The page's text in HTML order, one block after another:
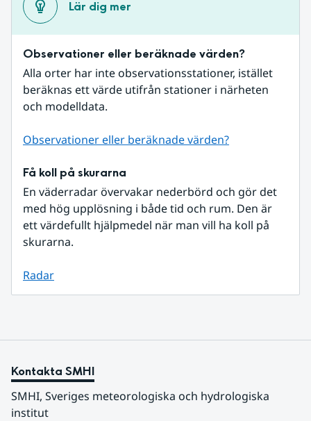
Lär dig mer
Observationer eller beräknade värden?
Alla orter har inte observationsstationer, istället
beräknas ett värde utifrån stationer i närheten
och modelldata.
Observationer eller beräknade värden?
Få koll på skurarna
En väderradar övervakar nederbörd och gör det
med hög upplösning i både tid och rum. Den är
ett värdefullt hjälpmedel när man vill ha koll på
skurarna.
Radar
Kontakta SMHI
SMHI, Sveriges meteorologiska och hydrologiska
institut